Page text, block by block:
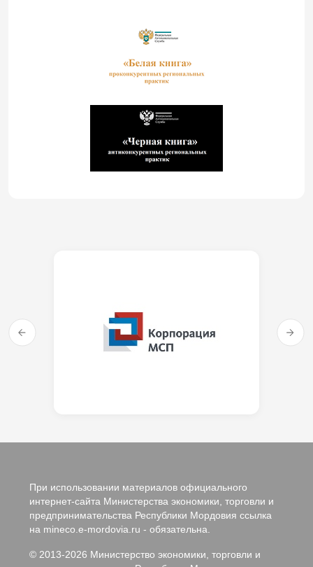
При использовании материалов официального
интернет-сайта Министерства экономики, торговли и
предпринимательства Республики Мордовия ссылка
на mineco.e-mordovia.ru - обязательна.
© 2013-2026 Министерство экономики, торговли и